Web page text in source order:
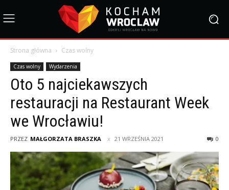
Strona główna Czas wolny
Czas wolny Wydarzenia
Oto 5 najciekawszych
restauracji na Restaurant Week
we Wrocławiu!
PRZEZ MAŁGORZATA BRASZKA 21 WRZEŚNIA 2021 0